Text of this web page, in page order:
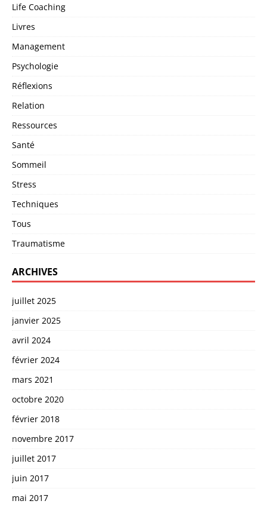
Life Coaching
Livres
Management
Psychologie
Réflexions
Relation
Ressources
Santé
Sommeil
Stress
Techniques
Tous
Traumatisme
ARCHIVES
juillet 2025
janvier 2025
avril 2024
février 2024
mars 2021
octobre 2020
février 2018
novembre 2017
juillet 2017
juin 2017
mai 2017